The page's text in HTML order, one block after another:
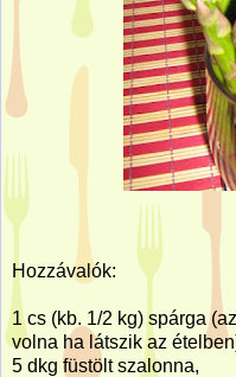
Hozzávalók:
1 cs (kb. 1/2 kg) spárga
volna ha látszik az
5 dkg füstölt szalonna,